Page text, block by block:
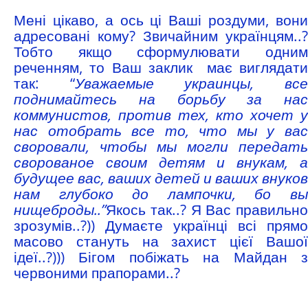
Мені цікаво, а ось ці Ваші роздуми, вони
адресовані кому? Звичайним українцям..?
Тобто якщо сформулювати одним
реченням, то Ваш заклик має виглядати
так: “Уважаемые украинцы, все
поднимайтесь на борьбу за нас
коммунистов, против тех, кто хочет у
нас отобрать все то, что мы у вас
своровали, чтобы мы могли передать
сворованое своим детям и внукам, а
будущее вас, ваших детей и ваших внуков
нам глубоко до лампочки, бо вы
нищеброды..”Якось так..? Я Вас правильно
зрозумів..?)) Думаєте українці всі прямо
масово стануть на захист цієї Вашої
ідеї..?))) Бігом побіжать на Майдан з
червоними прапорами..?